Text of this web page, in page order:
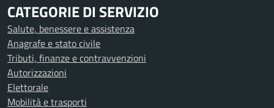
CATEGORIE DI SERVIZIO
Salute, benessere e assistenza
Anagrafe e stato civile
Tributi, finanze e contravvenzioni
Autorizzazioni
Elettorale
Mobilità e trasporti